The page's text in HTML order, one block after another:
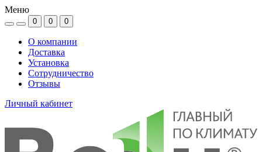
Меню
0 0 0
О компании
Доставка
Установка
Сотрудничество
Отзывы
Личный кабинет